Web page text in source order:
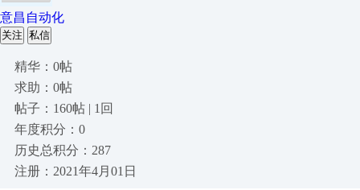
意昌自动化
关注 私信
精华：0帖
求助：0帖
帖子：160帖 | 1回
年度积分：0
历史总积分：287
注册：2021年4月01日